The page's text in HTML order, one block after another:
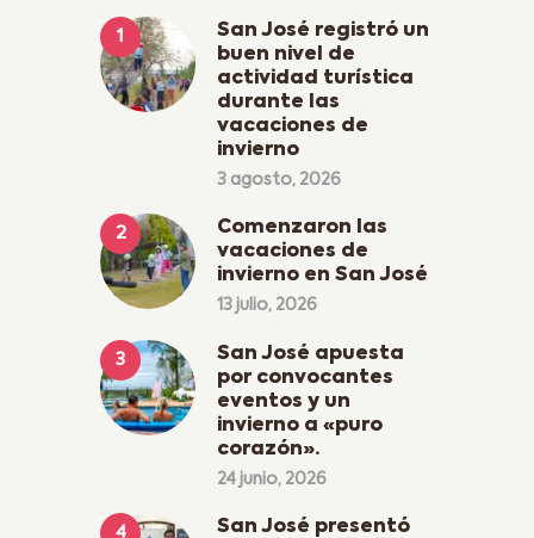
San José registró un
buen nivel de
actividad turística
durante las
vacaciones de
invierno
3 agosto, 2026
Comenzaron las
vacaciones de
invierno en San José
13 julio, 2026
San José apuesta
por convocantes
eventos y un
invierno a «puro
corazón».
24 junio, 2026
San José presentó